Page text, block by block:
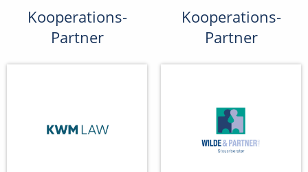
Kooperations-
Partner
Kooperations-
Partner